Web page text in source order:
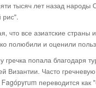
тысяч лет назад народы
рис".
что все азиатские страны
полюбили и оценили
гречка попала благодаря
Византии. Часто
Fagópyrum переводится